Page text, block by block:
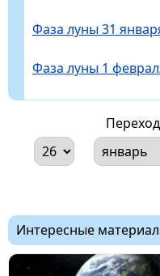
Фаза луны 31
Фаза луны 1
Интересные